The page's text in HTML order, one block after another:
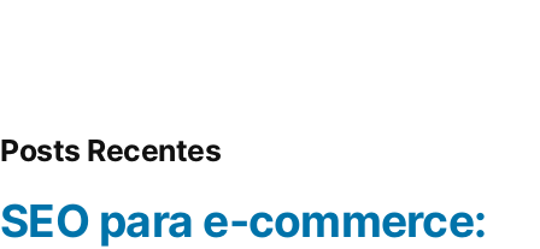
Posts Recentes
SEO para e-commerce: